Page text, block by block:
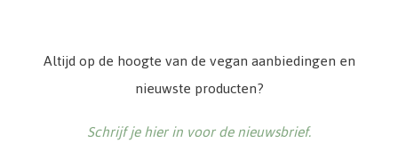
Altijd op de hoogte van de vegan aanbiedingen en
nieuwste producten?
Schrijf je hier in voor de nieuwsbrief.